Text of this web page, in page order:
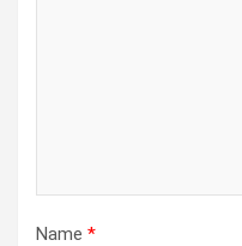
Name *